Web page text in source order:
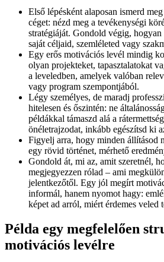
Első lépésként alaposan ismerd
céget: nézd meg a tevékenységi
stratégiáját. Gondold végig, hogyan
saját céljaid, szemléleted vagy
Egy erős motivációs levél mindig
olyan projekteket, tapasztalatokat
a leveledben, amelyek valóban
vagy program szempontjából.
Légy személyes, de maradj
hitelesen és őszintén: ne
példákkal támaszd alá a
önéletrajzodat, inkább egészítsd ki
Figyelj arra, hogy minden állításod
egy rövid történet, mérhető
Gondold át, mi az, amit szeretnél,
megjegyezzen rólad – ami
jelentkezőtől. Egy jól megírt
informál, hanem nyomot hagy:
képet ad arról, miért érdemes veled
Példa egy megfelelően
motivációs levélre